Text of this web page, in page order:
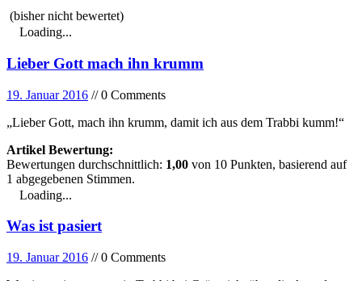
(bisher nicht bewertet)
Loading...
Lieber Gott mach ihn krumm
19. Januar 2016 // 0 Comments
„Lieber Gott, mach ihn krumm, damit ich aus dem Trabbi kumm!“
Artikel Bewertung:
Bewertungen durchschnittlich: 1,00 von 10 Punkten, basierend auf
1 abgegebenen Stimmen.
Loading...
Was ist pasiert
19. Januar 2016 // 0 Comments